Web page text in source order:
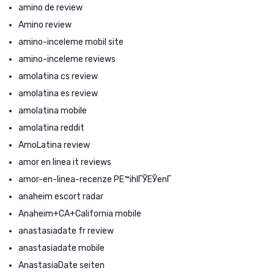
amino de review
Amino review
amino-inceleme mobil site
amino-inceleme reviews
amolatina cs review
amolatina es review
amolatina mobile
amolatina reddit
AmoLatina review
amor en linea it reviews
amor-en-linea-recenze PЕ™ihlГЎЕЎenГ­
anaheim escort radar
Anaheim+CA+California mobile
anastasiadate fr review
anastasiadate mobile
AnastasiaDate seiten